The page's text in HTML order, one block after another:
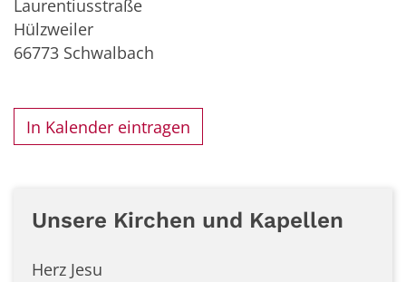
Laurentiusstraße
Hülzweiler
66773 Schwalbach
In Kalender eintragen
Unsere Kirchen und Kapellen
Herz Jesu